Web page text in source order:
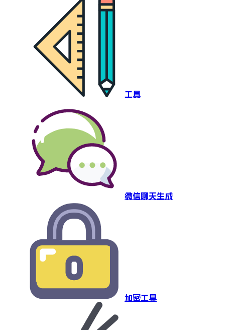
工具
微信聊天生成
加密工具